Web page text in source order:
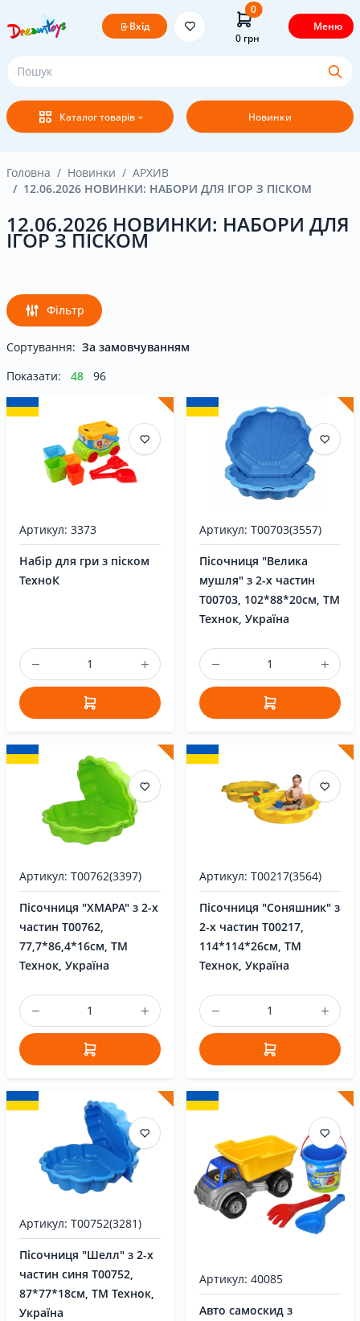
Каталог товарів Новинки
Вхід
0
0грн
Меню
Головна
Постачальникам
Покупцям
Оплата і доставка
Бренди
Акція
Контакти
RU Вхід | Реєстрація
Головна Новинки
АРХИВ
12.06.2026 НОВИНКИ: НАБОРИ ДЛЯ ІГОР З ПІСКОМ
12.06.2026 НОВИНКИ: НАБОРИ ДЛЯ
ІГОР З ПІСКОМ
Фільтр
Сортування: За замовчуванням
Показати:
48 96
Артикул: 3373
Набір для гри з піском
ТехноК
Артикул: T00703(3557)
Пісочниця "Велика
мушля" з 2-х частин
T00703, 102*88*20см, ТМ
Технок, Україна
Артикул: Т00762(3397)
Пісочниця "ХМАРА" з 2-х
частин Т00762,
77,7*86,4*16см, ТМ
Технок, Україна
Артикул: T00217(3564)
Пісочниця "Соняшник" з
2-х частин T00217,
114*114*26см, ТМ
Технок, Україна
Артикул: T00752(3281)
Пісочниця "Шелл" з 2-х
частин синя T00752,
87*77*18см, ТМ Технок,
Україна
Артикул: 40085
Авто самоскид з